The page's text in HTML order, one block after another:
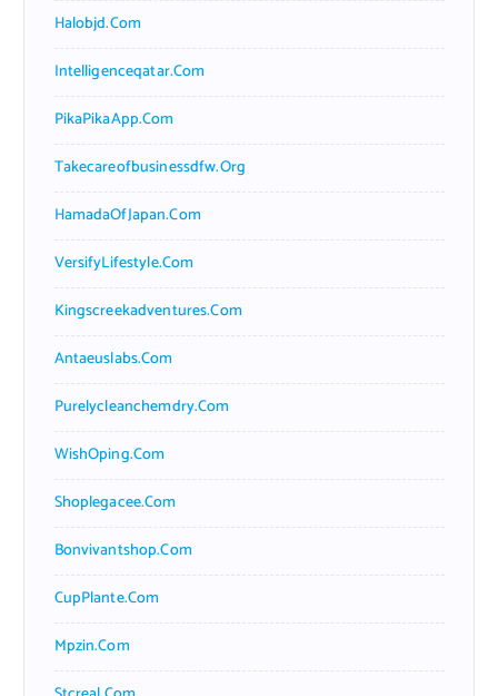
Halobjd.com
Intelligenceqatar.com
PikaPikaApp.com
Takecareofbusinessdfw.org
HamadaOfJapan.com
VersifyLifestyle.com
Kingscreekadventures.com
Antaeuslabs.com
Purelycleanchemdry.com
WishOping.com
Shoplegacee.com
Bonvivantshop.com
CupPlante.com
Mpzin.com